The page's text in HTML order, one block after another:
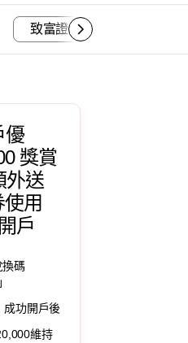
致富證券總結
優
獎賞
外送
用
戶
換碼
成功開戶後
維持